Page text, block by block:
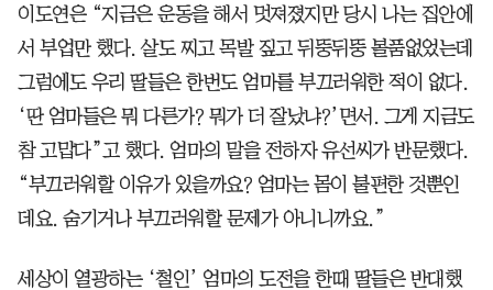
이도연은 “지금은 운동을 해서 멋져졌지만 당시 나는 집안에
서 부업만 했다. 살도 찌고 목발 짚고 뒤뚱뒤뚱 볼품없었는데
그럼에도 우리 딸들은 한번도 엄마를 부끄러워한 적이 없다.
‘딴 엄마들은 뭐 다른가? 뭐가 더 잘났냐?’면서. 그게 지금도
참 고맙다”고 했다. 엄마의 말을 전하자 유선씨가 반문했다.
“부끄러워할 이유가 있을까요? 엄마는 몸이 불편한 것뿐인
데요. 숨기거나 부끄러워할 문제가 아니니까요.”
세상이 열광하는 ‘철인’ 엄마의 도전을 한때 딸들은 반대했